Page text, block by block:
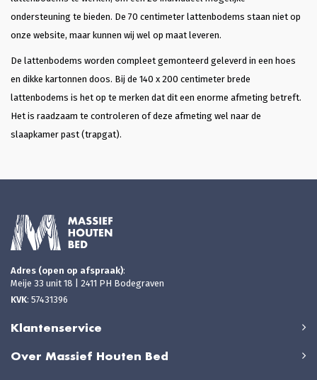
ondersteuning te bieden. De 70 centimeter lattenbodems staan niet op
onze website, maar kunnen wij wel op maat leveren.
De lattenbodems worden compleet gemonteerd geleverd in een hoes
en dikke kartonnen doos. Bij de 140 x 200 centimeter brede
lattenbodems is het op te merken dat dit een enorme afmeting betreft.
Het is raadzaam te controleren of deze afmeting wel naar de
slaapkamer past (trapgat).
Adres (open op afspraak):
Meije 33 unit 18 | 2411 PH Bodegraven
KVK: 57431396
Klantenservice
Over Massief Houten Bed